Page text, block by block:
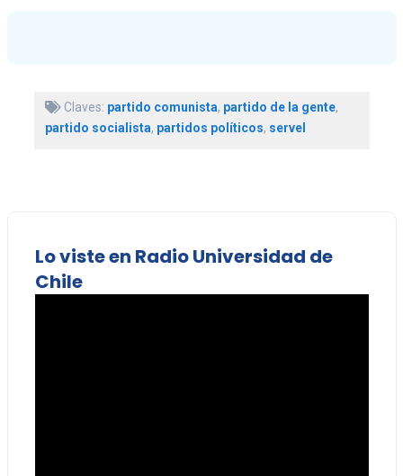
Claves: partido comunista, partido de la gente,
partido socialista, partidos políticos, servel
Lo viste en Radio Universidad de
Chile